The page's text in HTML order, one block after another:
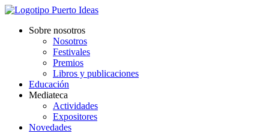
Sobre nosotros
Nosotros
Festivales
Premios
Libros y publicaciones
Educación
Mediateca
Actividades
Expositores
Novedades